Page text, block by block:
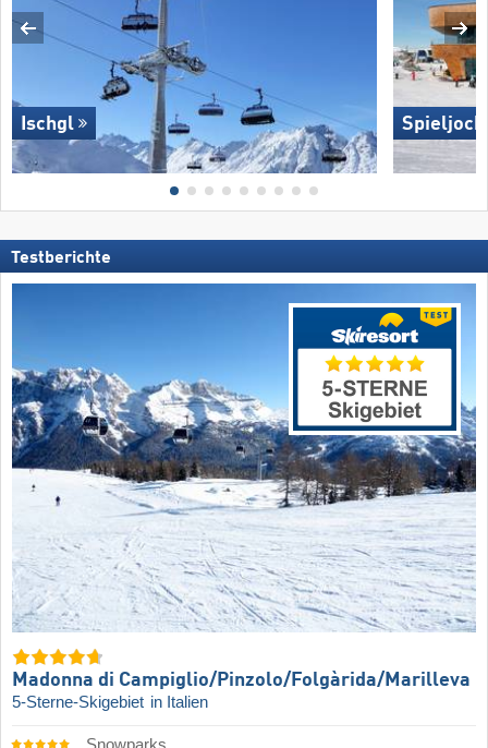
Ischgl Spieljoch
Testberichte
Madonna di Campiglio/​Pinzolo/​Folgàrida/​Marilleva
5-Sterne-Skigebiet in Italien